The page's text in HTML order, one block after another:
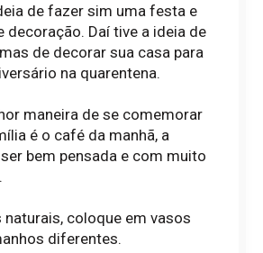
de fazer sim uma festa e
decoração. Daí tive a ideia de
de decorar sua casa para
na quarentena.
maneira de se comemorar
é o café da manhã, a
bem pensada e com muito
coloque em vasos
diferentes.